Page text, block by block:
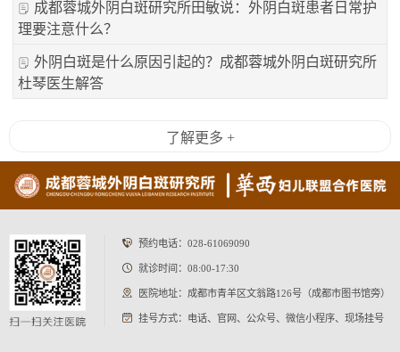
成都蓉城外阴白斑研究所田敏说：外阴白斑患者日常护
理要注意什么？
外阴白斑是什么原因引起的？成都蓉城外阴白斑研究所
杜琴医生解答
了解更多 +
预约电话： 028-61069090
就诊时间：08:00-17:30
医院地址：成都市青羊区文翁路126号（成都市图书馆旁）
挂号方式：电话、官网、公众号、微信小程序、现场挂号